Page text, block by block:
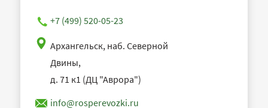
+7 (499) 520-05-23
Архангельск, наб. Северной
Двины,
д. 71 к1 (ДЦ "Аврора")
info@rosperevozki.ru